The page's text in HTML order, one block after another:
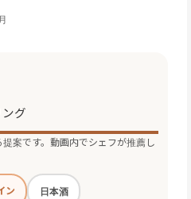
グ
案です。動画内でシェフが推薦し
ン 日本酒